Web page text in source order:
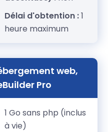
Délai d'obtention :1
heure maximum
web,
Pro
1 Go sans php (inclus
à vie)